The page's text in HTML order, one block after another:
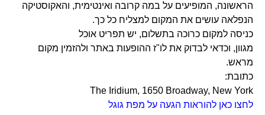
הראשונה, המופיעים על במה קרובה ואינטימית, והאקוסטיקה
הנפלאה עושים את המקום למצליח כל כך.
כניסה למקום כרוכה בתשלום, יש תפריט אוכל
מגוון, וכדאי לבדוק את לו"ז ההופעות באתר ולהזמין מקום
מראש.
כתובת:
The Iridium, 1650 Broadway, New York
לחצו כאן להוראות הגעה על מפת גוגל